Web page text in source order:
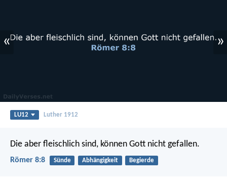
« »
LU12 Luther 1912
Die aber fleischlich sind, können Gott nicht gefallen.
Römer 8:8 Sünde Abhängigkeit Begierde